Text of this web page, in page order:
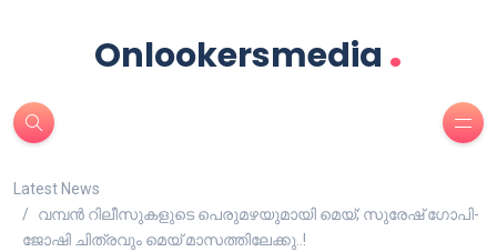
Onlookersmedia .
Latest News
വമ്പൻ റിലീസുകളുടെ പെരുമഴയുമായി മെയ്; സുരേഷ് ഗോപി-
ജോഷി ചിത്രവും മെയ് മാസത്തിലേക്കു..!